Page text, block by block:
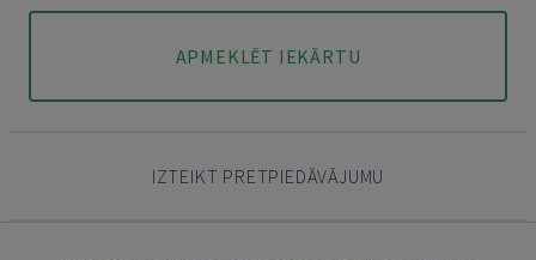
APMEKLĒT IEKĀRTU
IZTEIKT PRETPIEDĀVĀJUMU